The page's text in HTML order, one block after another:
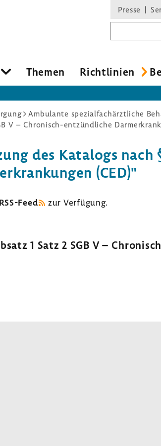
Presse
Themen Richt­li­nien
Ambulante spezialfachärztliche
des Kata­logs nach
(CED)"
RSS-​Feed zur Verfü­gung.
1 Satz 2 SGB V –